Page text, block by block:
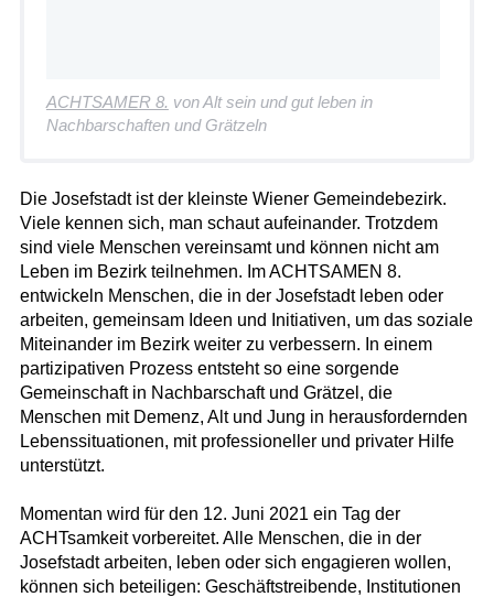
ACHTSAMER 8. von Alt sein und gut leben in
Nachbarschaften und Grätzeln
Die Josefstadt ist der kleinste Wiener Gemeindebezirk.
Viele kennen sich, man schaut aufeinander. Trotzdem
sind viele Menschen vereinsamt und können nicht am
Leben im Bezirk teilnehmen. Im ACHTSAMEN 8.
entwickeln Menschen, die in der Josefstadt leben oder
arbeiten, gemeinsam Ideen und Initiativen, um das soziale
Miteinander im Bezirk weiter zu verbessern. In einem
partizipativen Prozess entsteht so eine sorgende
Gemeinschaft in Nachbarschaft und Grätzel, die
Menschen mit Demenz, Alt und Jung in herausfordernden
Lebenssituationen, mit professioneller und privater Hilfe
unterstützt.
Momentan wird für den 12. Juni 2021 ein Tag der
ACHTsamkeit vorbereitet. Alle Menschen, die in der
Josefstadt arbeiten, leben oder sich engagieren wollen,
können sich beteiligen: Geschäftstreibende, Institutionen